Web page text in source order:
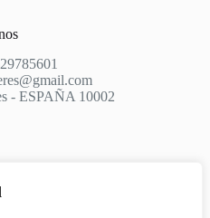
- ESPAÑA 10002